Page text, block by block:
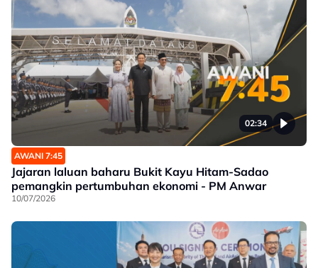
02:34
AWANI 7:45
Jajaran laluan baharu Bukit Kayu Hitam-Sadao
pemangkin pertumbuhan ekonomi - PM Anwar
10/07/2026